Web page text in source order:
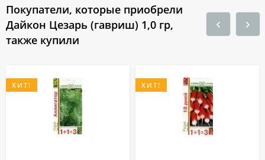
Покупатели, которые приобрели
Дайкон Цезарь (гавриш) 1,0 гр,
также купили
ХИТ! ХИТ!